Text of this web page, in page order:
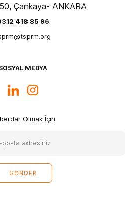
Çankaya- ANKARA
418 85 96
MEDYA
Olmak İçin